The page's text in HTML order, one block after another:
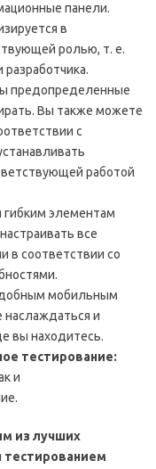
панели.
в
ролью, т. е.
предопределенные
Вы также можете
с
работой
гибким элементам
все
в соответствии со
мобильным
и
вы находитесь.
тестирование:
и
из лучших
тестированием